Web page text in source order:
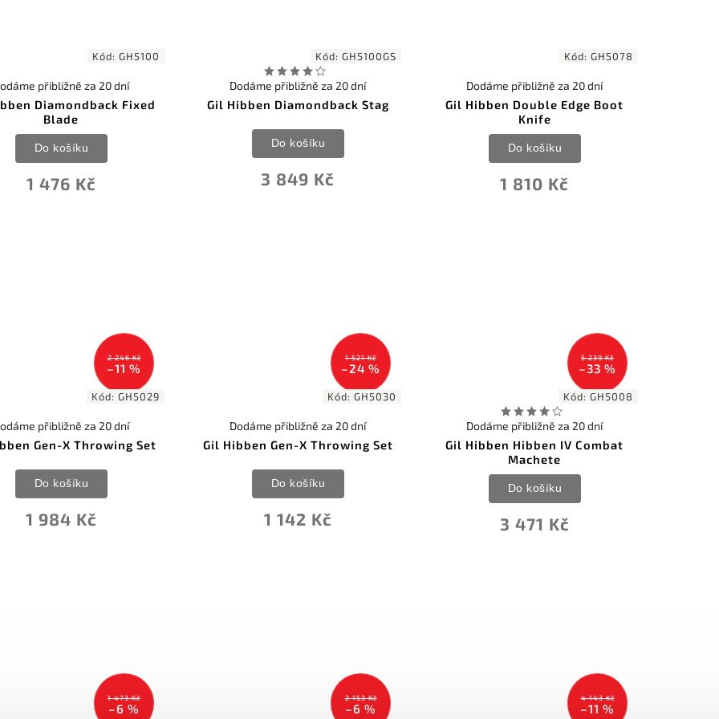
Kód:GH5100
Diamondback Fixed
Blade
přibližně za 20 dní
1 476 Kč
Do košíku
Kód:GH5100GS
Gil Hibben Diamondback Stag
Dodáme přibližně za 20 dní
3 849 Kč
Do košíku
Kód:GH5078
Gil Hibben Double Edge Boot
Knife
Dodáme přibližně za 20 dní
1 810 Kč
Do košíku
2 246 Kč
–11 %
Kód:GH5029
Gen-X Throwing Set
přibližně za 20 dní
1 984 Kč
Do košíku
1 521 Kč
–24 %
Kód:GH5030
Gil Hibben Gen-X Throwing Set
Dodáme přibližně za 20 dní
1 142 Kč
Do košíku
5 239 Kč
–33 %
Kód:GH5008
Gil Hibben Hibben IV Combat
Machete
Dodáme přibližně za 20 dní
3 471 Kč
Do košíku
1 473 Kč
–6 %
2 153 Kč
–6 %
4 143 Kč
–11 %